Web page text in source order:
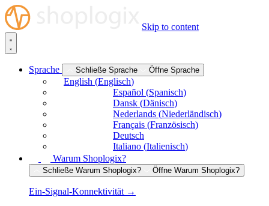
Skip to content
Sprache Schließe Sprache Öffne Sprache
English (Englisch)
Español (Spanisch)
Dansk (Dänisch)
Nederlands (Niederländisch)
Français (Französisch)
Deutsch
Italiano (Italienisch)
Warum Shoplogix?
Schließe Warum Shoplogix? Öffne Warum Shoplogix?
Ein-Signal-Konnektivität →